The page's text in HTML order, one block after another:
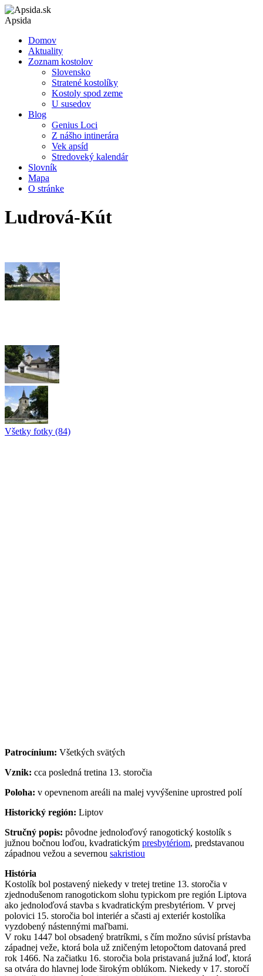
Apsida
Domov
Aktuality
Zoznam kostolov
Slovensko
Stratené kostolíky
Kostoly spod zeme
U susedov
Blog
Genius Loci
Z nášho intinerára
Vek apsíd
Stredoveký kalendár
Slovník
Mapa
O stránke
Ludrová-Kút
Všetky fotky (84)
Patrocínium: Všetkých svätých
Vznik: cca posledná tretina 13. storočia
Poloha: v opevnenom areáli na malej vyvýšenine uprostred polí
Historický región: Liptov
Stručný popis: pôvodne jednoloďový ranogotický kostolík s
južnou bočnou loďou, kvadratickým presbytériom, predstavanou
západnou vežou a severnou sakristiou
História
Kostolík bol postavený niekedy v tretej tretine 13. storočia v
zjednodušenom ranogotickom slohu typickom pre región Liptova
ako jednoloďová stavba s kvadratickým presbytériom. V prvej
polovici 15. storočia bol interiér a sčasti aj exteriér kostolíka
vyzdobený nástennými maľbami.
V roku 1447 bol obsadený bratríkmi, s čím možno súvisí prístavba
západnej veže, ktorá bola už zničeným letopočtom datovaná pred
rok 1466. Na začiatku 16. storočia bola pristavaná južná loď, ktorá
sa otvára do hlavnej lode širokým oblúkom. Niekedy v 17. storočí